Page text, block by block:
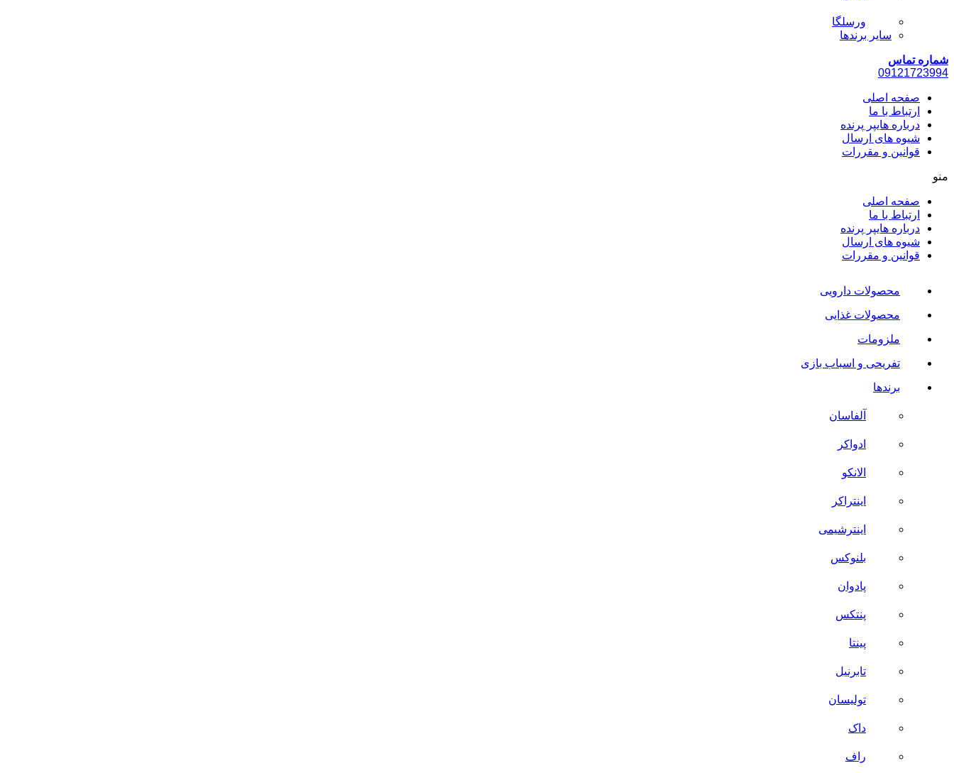
ورسلگا
سایر برند‌ها
شماره تماس
09121723994
صفحه اصلی
ارتباط با ما
درباره هایپر پرنده
شیوه های ارسال
قوانین و مقررات
منو
صفحه اصلی
ارتباط با ما
درباره هایپر پرنده
شیوه های ارسال
قوانین و مقررات
محصولات دارویی
محصولات غذایی
ملزومات
تفریحی و اسباب بازی
برندها
آلفاسان
ادواکر
الانکو
اینتراکر
اینترشیمی
بلنوکس
پادوان
پنتکس
پینتا
تابرنیل
تولیسان
داک
راف